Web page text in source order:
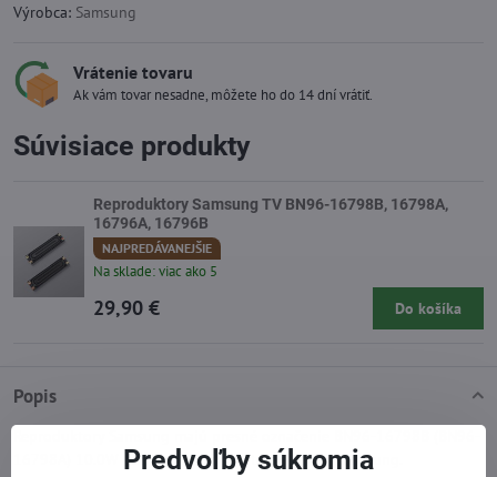
Výrobca: Samsung
Vrátenie tovaru
Ak vám tovar nesadne, môžete ho do 14 dní vrátiť.
Popis
16798A) 10.0W 6Ω. Používajú sa v televízoroch Samsung.
Súvisiace produkty
Reproduktory Samsung TV BN96-16798B, 16798A,
16796A, 16796B
NAJPREDÁVANEJŠIE
Na sklade: viac ako 5
29,90 € Do košíka
Predvoľby súkromia